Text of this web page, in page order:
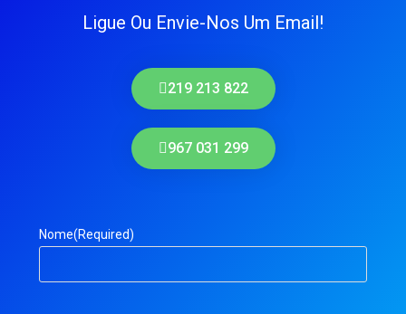
Ligue Ou Envie-Nos Um Email!
219 213 822
967 031 299
Nome(Required)